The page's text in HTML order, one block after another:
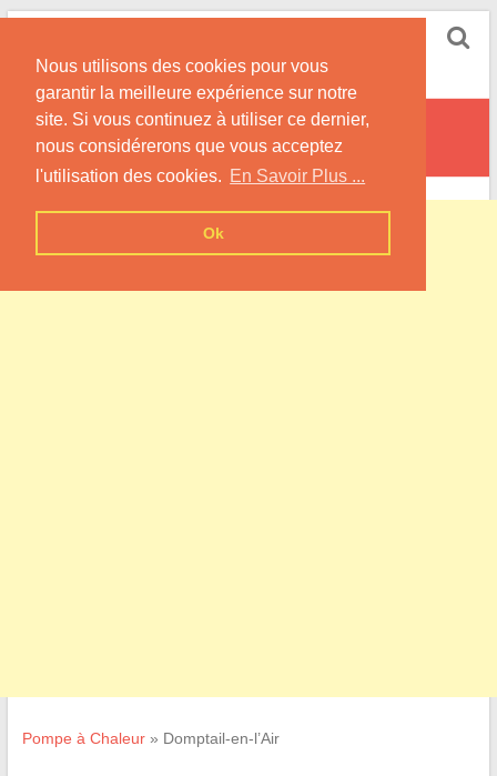
Nous utilisons des cookies pour vous
garantir la meilleure expérience sur notre
site. Si vous continuez à utiliser ce dernier,
nous considérerons que vous acceptez
l'utilisation des cookies. En Savoir Plus ...
Ok
Skip
content
Informations sur les Pompes à Chaleur
Domptail-en-l’Air
Pompe à Chaleur» Domptail-en-l’Air